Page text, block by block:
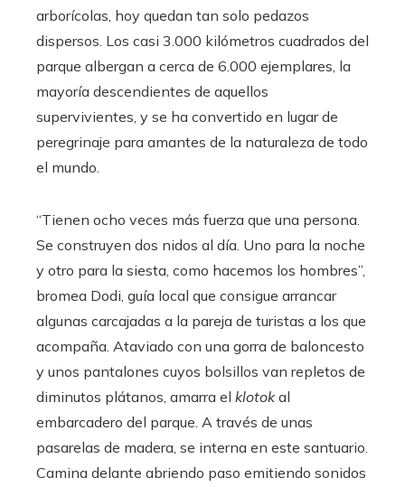
arborícolas, hoy quedan tan solo pedazos
dispersos. Los casi 3.000 kilómetros cuadrados del
parque albergan a cerca de 6.000 ejemplares, la
mayoría descendientes de aquellos
supervivientes, y se ha convertido en lugar de
peregrinaje para amantes de la naturaleza de todo
el mundo.
“Tienen ocho veces más fuerza que una persona.
Se construyen dos nidos al día. Uno para la noche
y otro para la siesta, como hacemos los hombres”,
bromea Dodi, guía local que consigue arrancar
algunas carcajadas a la pareja de turistas a los que
acompaña. Ataviado con una gorra de baloncesto
y unos pantalones cuyos bolsillos van repletos de
diminutos plátanos, amarra el klotokal
embarcadero del parque. A través de unas
pasarelas de madera, se interna en este santuario.
Camina delante abriendo paso emitiendo sonidos